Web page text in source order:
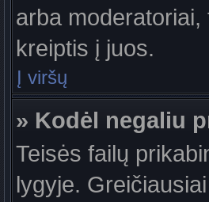
arba
kreiptis į juos.
Į viršų
» Kodėl negaliu
Teisės failų
lygyje.